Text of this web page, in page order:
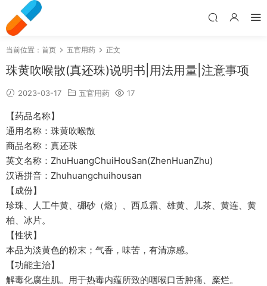
当前位置： 首页 五官用药 正文
珠黄吹喉散(真还珠)说明书|用法用量|注意事项
2023-03-17 五官用药 17
【药品名称】
通用名称：珠黄吹喉散
商品名称：真还珠
英文名称：ZhuHuangChuiHouSan(ZhenHuanZhu)
汉语拼音：Zhuhuangchuihousan
【成份】
珍珠、人工牛黄、硼砂（煅）、西瓜霜、雄黄、儿茶、黄连、黄
柏、冰片。
【性状】
本品为淡黄色的粉末；气香，味苦，有清凉感。
【功能主治】
解毒化腐生肌。用于热毒内蕴所致的咽喉口舌肿痛、糜烂。